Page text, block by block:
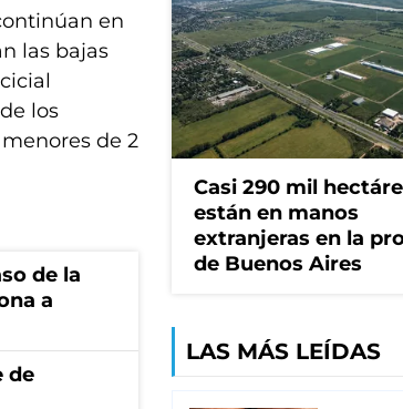
en
las bajas
los
de 2
de la
a
de
Casi 290 mil
están en manos
extranjeras en la
de Buenos Aires
LAS MÁS LEÍDAS